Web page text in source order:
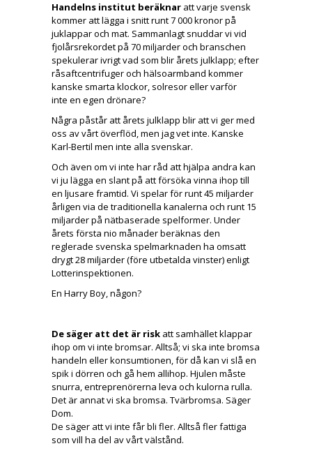
Handelns institut beräknar att varje svensk
kommer att lägga i snitt runt 7 000 kronor på
juklappar och mat. Sammanlagt snuddar vi vid
fjolårsrekordet på 70 miljarder och branschen
spekulerar ivrigt vad som blir årets julklapp; efter
råsaftcentrifuger och hälsoarmband kommer
kanske smarta klockor, solresor eller varför
inte en egen drönare?
Några påstår att årets julklapp blir att vi ger med
oss av vårt överflöd, men jag vet inte. Kanske
Karl-Bertil men inte alla svenskar.
Och även om vi inte har råd att hjälpa andra kan
vi ju lägga en slant på att försöka vinna ihop till
en ljusare framtid. Vi spelar för runt 45 miljarder
årligen via de traditionella kanalerna och runt 15
miljarder på nätbaserade spelformer. Under
årets första nio månader beräknas den
reglerade svenska spelmarknaden ha omsatt
drygt 28 miljarder (före utbetalda vinster) enligt
Lotterinspektionen.
En Harry Boy, någon?
De säger att det är risk att samhället klappar
ihop om vi inte bromsar. Alltså; vi ska inte bromsa
handeln eller konsumtionen, för då kan vi slå en
spik i dörren och gå hem allihop. Hjulen måste
snurra, entreprenörerna leva och kulorna rulla.
Det är annat vi ska bromsa. Tvärbromsa. Säger
Dom.
De säger att vi inte får bli fler. Alltså fler fattiga
som vill ha del av vårt välstånd.